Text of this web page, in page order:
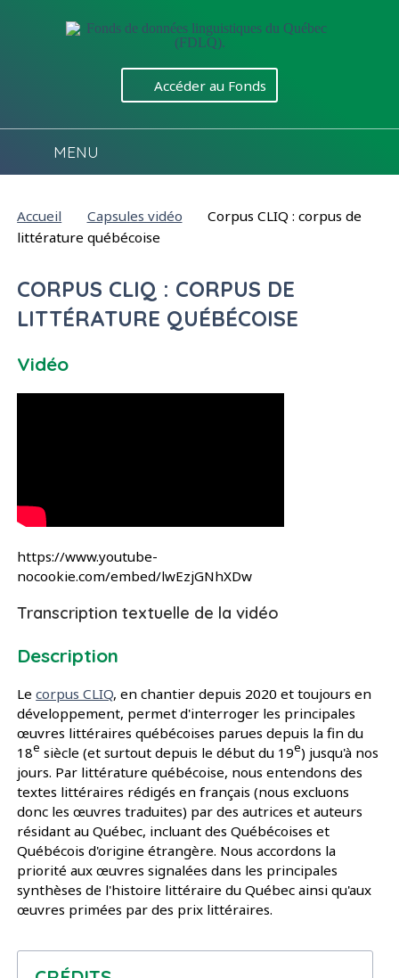
Accéder au Fonds
MENU
Vous êtes ici :
Accueil Capsules vidéo
Corpus CLIQ : corpus de
littérature québécoise
CORPUS CLIQ : CORPUS DE
LITTÉRATURE QUÉBÉCOISE
Vidéo
https://www.youtube-
nocookie.com/embed/lwEzjGNhXDw
Transcription textuelle de la vidéo
Description
Lecorpus CLIQ, en chantier depuis 2020 et toujours en
développement, permet d'interroger les principales
œuvres littéraires québécoises parues depuis la fin du
18e siècle (et surtout depuis le début du 19e) jusqu'à nos
jours. Par littérature québécoise, nous entendons des
textes littéraires rédigés en français (nous excluons
donc les œuvres traduites) par des autrices et auteurs
résidant au Québec, incluant des Québécoises et
Québécois d'origine étrangère. Nous accordons la
priorité aux œuvres signalées dans les principales
synthèses de l'histoire littéraire du Québec ainsi qu'aux
œuvres primées par des prix littéraires.